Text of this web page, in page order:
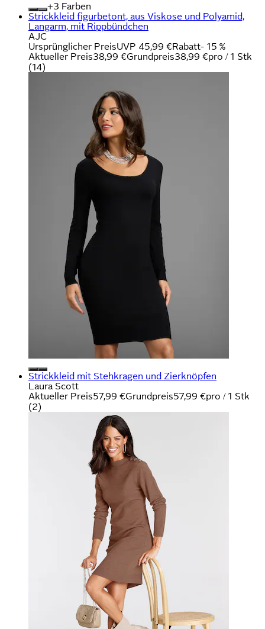
+
Farben
Strickkleid figurbetont, aus Viskose und Polyamid,
Langarm, mit Rippbündchen
AJC
Ursprünglicher PreisUVP 45,99 €Rabatt- 15 %
Aktueller Preis38,99 €Grundpreis38,99 €pro / 1 Stk
(14)
Strickkleid mit Stehkragen und Zierknöpfen
Laura Scott
Aktueller Preis57,99 €Grundpreis57,99 €pro / 1 Stk
(2)